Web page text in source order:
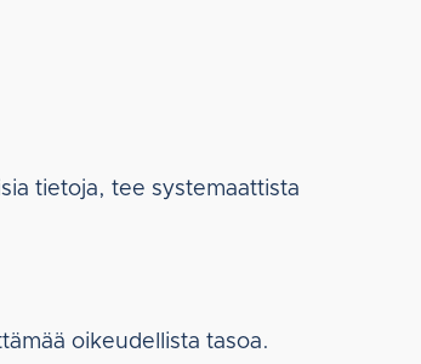
tietoja, tee systemaattista
oikeudellista tasoa.